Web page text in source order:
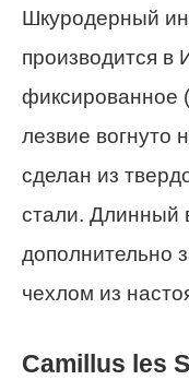
Шкуродерный
производится в
фиксированное
лезвие вогнуто
сделан из
стали. Длинный
дополнительно
чехлом из
Camillus les